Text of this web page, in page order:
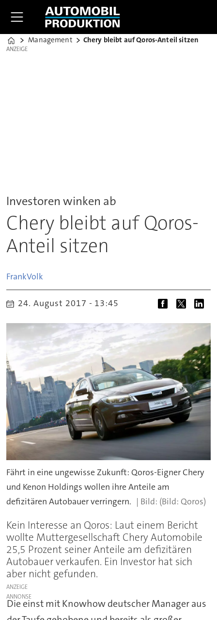
Home
Management Chery bleibt auf Qoros-Anteil sitzen
ANZEIGE
ANZEIGE
Investoren winken ab
Chery bleibt auf Qoros-
Anteil sitzen
FrankVolk
24. August 2017 - 13:45
Fährt in eine ungewisse Zukunft: Qoros-Eigner Chery
und Kenon Holdings wollen ihre Anteile am
defizitären Autobauer verringern.
(Bild: Qoros)
Kein Interesse an Qoros: Laut einem Bericht
wollte Muttergesellschaft Chery Automobile
25,5 Prozent seiner Anteile am defizitären
Autobauer verkaufen. Ein Investor hat sich
aber nicht gefunden.
ANZEIGE
Die einst mit Knowhow deutscher Manager aus